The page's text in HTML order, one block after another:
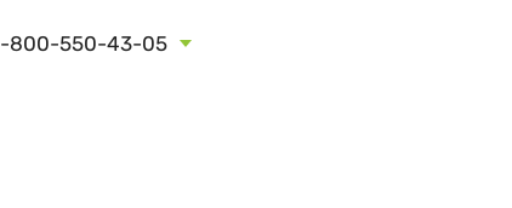
800-550-43-05